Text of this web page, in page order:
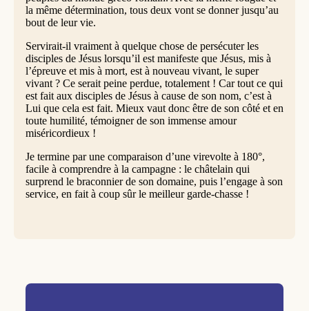
la même détermination, tous deux vont se donner jusqu’au
bout de leur vie.
Servirait-il vraiment à quelque chose de persécuter les
disciples de Jésus lorsqu’il est manifeste que Jésus, mis à
l’épreuve et mis à mort, est à nouveau vivant, le super
vivant ? Ce serait peine perdue, totalement ! Car tout ce qui
est fait aux disciples de Jésus à cause de son nom, c’est à
Lui que cela est fait. Mieux vaut donc être de son côté et en
toute humilité, témoigner de son immense amour
miséricordieux !
Je termine par une comparaison d’une virevolte à 180°,
facile à comprendre à la campagne : le châtelain qui
surprend le braconnier de son domaine, puis l’engage à son
service, en fait à coup sûr le meilleur garde-chasse !